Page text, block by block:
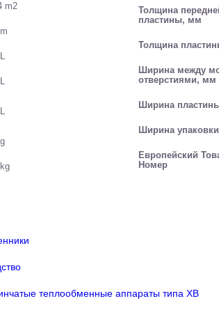
m2
Толщина
пластины, мм
Толщина
Ширина между
отверстиями, мм
Ширина
Ширина
Европейский
Номер
теплообменные аппараты типа XB